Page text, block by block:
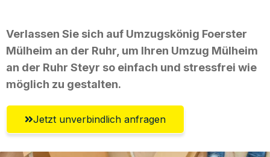
Verlassen Sie sich auf Umzugskönig Foerster
Mülheim an der Ruhr, um Ihren Umzug Mülheim
an der Ruhr Steyr so einfach und stressfrei wie
möglich zu gestalten.
Jetzt unverbindlich anfragen